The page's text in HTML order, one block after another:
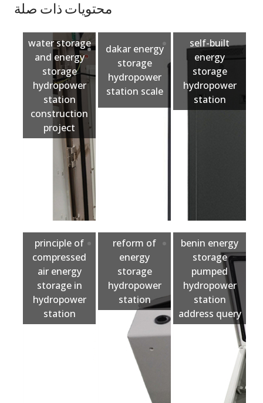
محتويات ذات صلة
water storage
and energy
storage
hydropower
station
construction
project
dakar energy
storage
hydropower
station scale
self-built
energy
storage
hydropower
station
principle of
compressed
air energy
storage in
hydropower
station
reform of
energy
storage
hydropower
station
benin energy
storage
pumped
hydropower
station
address query